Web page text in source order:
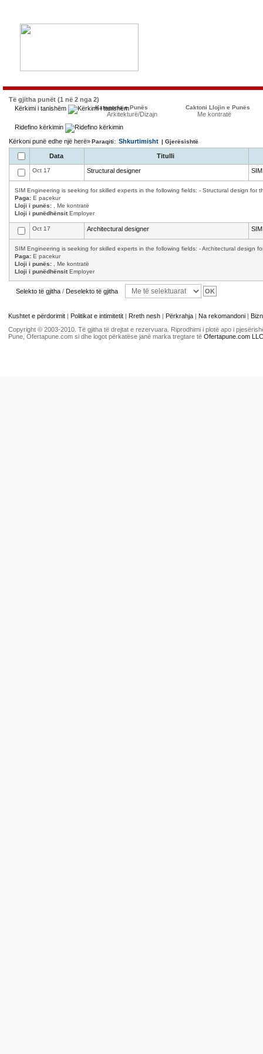
Të gjitha punët (1 në 2 nga 2)
Kërkimi i tanishëm
Kategoria e Punës
Arkitekturë/Dizajn
Caktoni Llojin e Punës
Me kontratë
Ridefino kërkimin
Kërkoni punë edhe një herë»Paraqiti: Shkurtimisht | Gjerësishtë
Data Titulli
Oct 17 Structural designer
SIM Engineering is seeking for skilled experts in the following fields: - Structural design for
Paga: E pacekur
Lloji i punës: , Me kontratë
Lloji i punëdhënsitEmployer
Oct 17 Architectural designer
SIM Engineering is seeking for skilled experts in the following fields: - Architectural design
Paga: E pacekur
Lloji i punës: , Me kontratë
Lloji i punëdhënsitEmployer
Selekto të gjitha / Deselekto të gjitha
Kushtet e përdorimit | Politikat e intimitetit | Rreth nesh | Përkrahja | Na rekomandoni |
Copyright © 2003-2010. Të gjitha të drejtat e rezervuara. Riprodhimi i plotë apo i
Pune, Ofertapune.com si dhe logot përkatëse janë marka tregtare të Ofertapune.com LLC